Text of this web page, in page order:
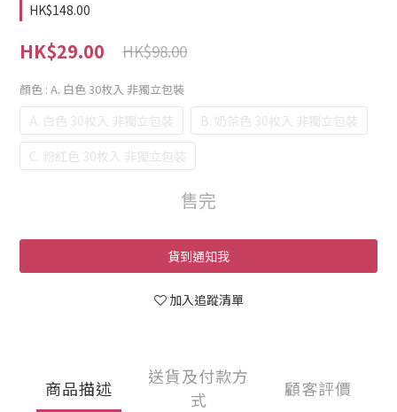
HK$148.00
HK$29.00 HK$98.00
顏色 : A. 白色 30枚入 非獨立包裝
A. 白色 30枚入 非獨立包裝
B. 奶茶色 30枚入 非獨立包裝
C. 粉紅色 30枚入 非獨立包裝
售完
貨到通知我
加入追蹤清單
商品描述
送貨及付款方
式
顧客評價